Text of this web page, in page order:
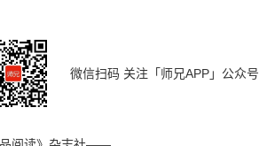
微信扫码 关注「师兄APP」公众号